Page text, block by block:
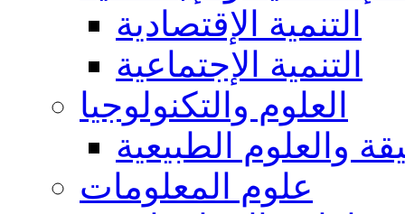
التنمية الإقتصادية
التنمية الإجتماعية
العلوم والتكنولوجيا
والعلوم الطبيعية
علوم المعلومات